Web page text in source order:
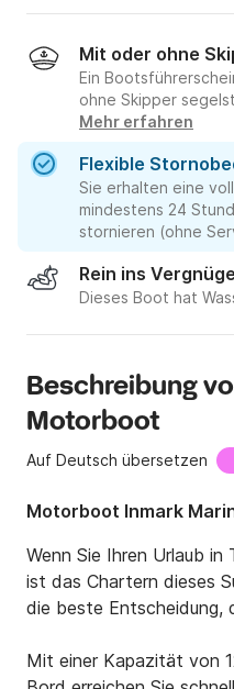
Mit oder ohne
Ein
ohne Skipper
Mehr erfahren
Flexible
Sie erhalten eine
mindestens 24
stornieren (ohne
Rein ins
Dieses Boot hat
Beschreibung
Motorboot
Auf Deutsch übersetzen
Motorboot Inmark
Wenn Sie Ihren Urlaub
ist das Chartern dieses
die beste Entscheidung,
Mit einer Kapazität von